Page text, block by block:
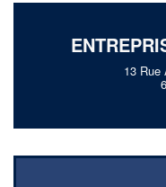
13 Rue